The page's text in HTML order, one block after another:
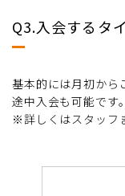
Q3.入会するタ
基本的には月初から
途中入会も可能です。
※詳しくはスタッフ